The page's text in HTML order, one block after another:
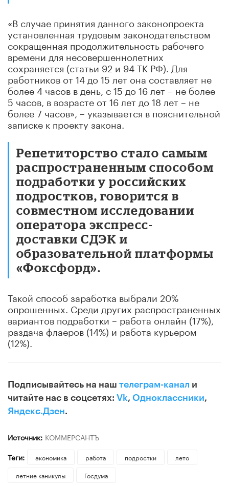
«В случае принятия данного законопроекта
установленная трудовым законодательством
сокращенная продолжительность рабочего
времени для несовершеннолетних
сохраняется (статьи 92 и 94 ТК РФ). Для
работников от 14 до 15 лет она составляет не
более 4 часов в день, с 15 до 16 лет – не более
5 часов, в возрасте от 16 лет до 18 лет – не
более 7 часов», – указывается в пояснительной
записке к проекту закона.
Репетиторство стало самым
распространенным способом
подработки у российских
подростков, говорится в
совместном исследовании
оператора экспресс-
доставки СДЭК и
образовательной платформы
«Фоксфорд».
Такой способ заработка выбрали 20%
опрошенных. Среди других распространенных
вариантов подработки – работа онлайн (17%),
раздача флаеров (14%) и работа курьером
(12%).
Подписывайтесь на наш телеграм-канал и
читайте нас в соцсетях: Vk, Одноклассники,
Яндекс.Дзен.
Источник: КОММЕРСАНТЪ
Теги:
экономика работа подростки
лето
летние каникулы
Госдума